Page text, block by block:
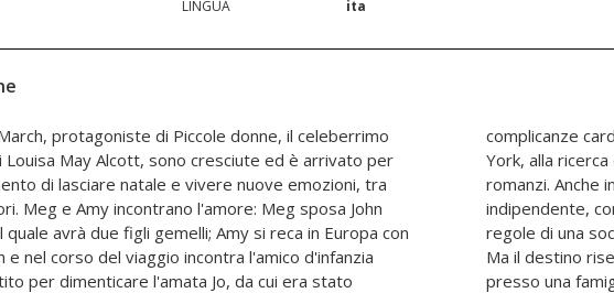
LINGUA
ita
protagoniste di Piccole donne, il celeberrimo
Louisa May Alcott, sono cresciute ed è arrivato per
di lasciare natale e vivere nuove emozioni, tra
Meg e Amy incontrano l'amore: Meg sposa John
quale avrà due figli gemelli; Amy si reca in Europa con
e nel corso del viaggio incontra l'amico d'infanzia
per dimenticare l'amata Jo, da cui era stato
cardiache causate dalla scarlattina, si reca a New
di nuove esperienze e di nuovi spunti per i suoi
in questo libro è lei la protagonista: femminista e
continua a combattere contro i pregiudizi e le
società che relega le donne in un ruolo secondario.
riserva a Jo una sorpresa: lavorando come istitutrice
newyorkese, incontra l'uomo della sua vita, un